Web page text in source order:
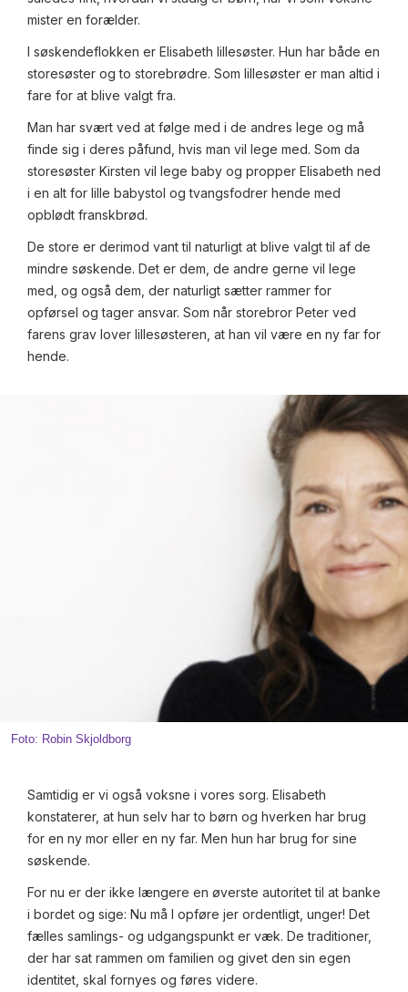
mister en forælder.
I søskendeflokken er Elisabeth lillesøster. Hun har både en
storesøster og to storebrødre. Som lillesøster er man altid i
fare for at blive valgt fra.
Man har svært ved at følge med i de andres lege og må
finde sig i deres påfund, hvis man vil lege med. Som da
storesøster Kirsten vil lege baby og propper Elisabeth ned
i en alt for lille babystol og tvangsfodrer hende med
opblødt franskbrød.
De store er derimod vant til naturligt at blive valgt til af de
mindre søskende. Det er dem, de andre gerne vil lege
med, og også dem, der naturligt sætter rammer for
opførsel og tager ansvar. Som når storebror Peter ved
farens grav lover lillesøsteren, at han vil være en ny far for
hende.
Foto: Robin Skjoldborg
Samtidig er vi også voksne i vores sorg. Elisabeth
konstaterer, at hun selv har to børn og hverken har brug
for en ny mor eller en ny far. Men hun har brug for sine
søskende.
For nu er der ikke længere en øverste autoritet til at banke
i bordet og sige: Nu må I opføre jer ordentligt, unger! Det
fælles samlings- og udgangspunkt er væk. De traditioner,
der har sat rammen om familien og givet den sin egen
identitet, skal fornyes og føres videre.